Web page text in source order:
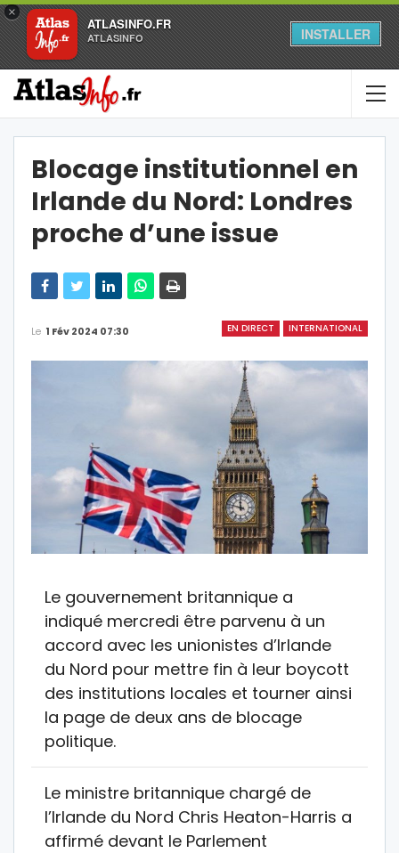
×
ATLASINFO.FR
ATLASINFO INSTALLER
Blocage institutionnel en
Irlande du Nord: Londres
proche d’une issue
EN DIRECT INTERNATIONAL
Le 1 Fév 2024 07:30
Le gouvernement britannique a
indiqué mercredi être parvenu à un
accord avec les unionistes d’Irlande
du Nord pour mettre fin à leur boycott
des institutions locales et tourner ainsi
la page de deux ans de blocage
politique.
Le ministre britannique chargé de
l’Irlande du Nord Chris Heaton-Harris a
affirmé devant le Parlement